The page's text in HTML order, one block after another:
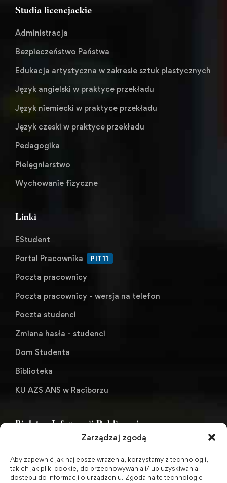
Zarządzaj zgodą
Aby zapewnić jak najlepsze wrażenia, korzystamy z technologii,
takich jak pliki cookie, do przechowywania i/lub uzyskiwania
dostępu do informacji o urządzeniu. Zgoda na te technologie
Studia licencjackie
Administracja
Bezpieczeństwo Państwa
Edukacja artystyczna w zakresie sztuk plastycznych
Język angielski w praktyce przekładu
Język niemiecki w praktyce przekładu
Język czeski w praktyce przekładu
Pedagogika
Pielęgniarstwo
Wychowanie fizyczne
Linki
EStudent
Portal Pracownika
PIT11
Poczta pracownicy
Poczta pracownicy - wersja na telefon
Poczta studenci
Zmiana hasła - studenci
Dom Studenta
Biblioteka
KU AZS ANS w Raciborzu
Biuletyn Informacji Publicznej
BIP - Biuletyn Informacji Publicznej PWSZ -